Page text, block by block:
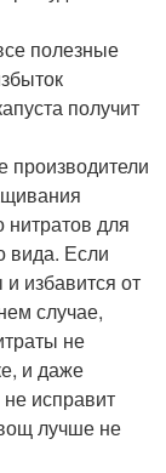
полезные
получит
производители
для
вида. Если
избавится от
случае,
не
и даже
исправит
лучше не